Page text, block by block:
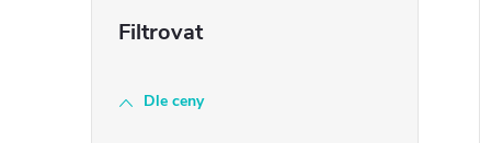
Dle ceny